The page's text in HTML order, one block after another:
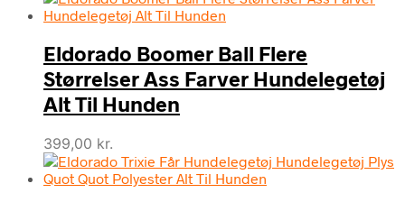
Eldorado Boomer Ball Flere
Størrelser Ass Farver Hundelegetøj
Alt Til Hunden
399,00 kr.